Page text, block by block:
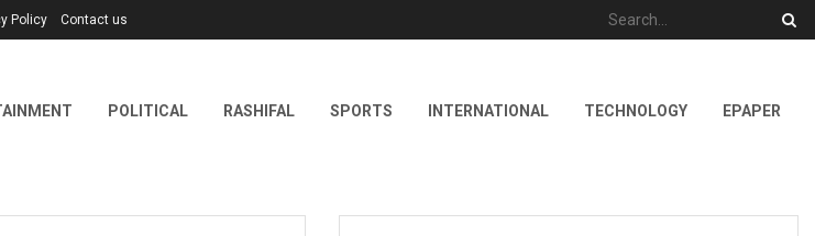
Policy Contact us
POLITICAL RASHIFAL SPORTS INTERNATIONAL TECHNOLOGY EPAPER